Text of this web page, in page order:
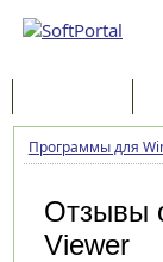
Программы для
Отзывы
Viewer